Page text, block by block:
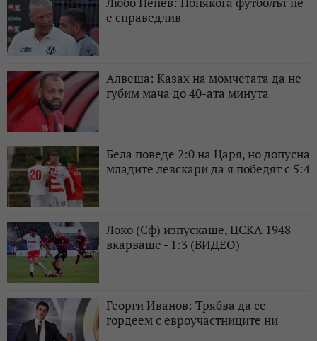
е справедлив
Алвеша: Казах на момчетата да не
губим мача до 40-ата минута
Бела поведе 2:0 на Царя, но допусна
младите левскари да я победят с 5:4
Локо (Сф) изпускаше, ЦСКА 1948
вкарваше - 1:3 (ВИДЕО)
Георги Иванов: Трябва да се
гордеем с евроучастниците ни